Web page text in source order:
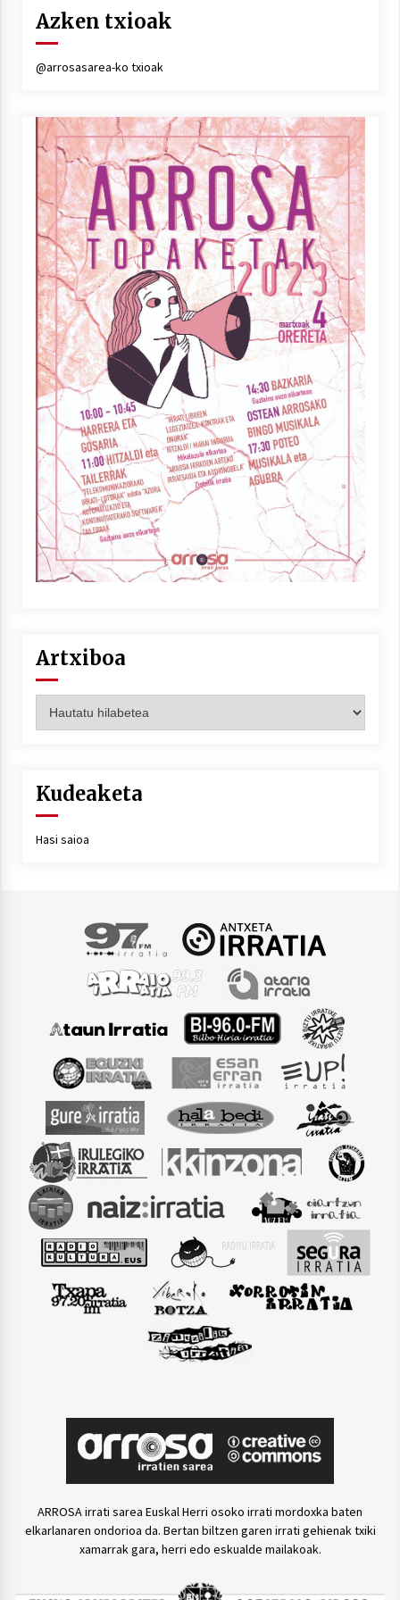
2021/10/13
2021/10/04
Segura irratian Arrosaren 20 urteez
2021/07/22
Arrosari buruzko erreportaia
2021/07/16
Berria egunkarian elkarrizketa
Arrosaren 20 urteez
2021/07/06
Hala Bedi irratiko Hizpidea saioan
Arrosaren 20 urteez
Telebistaren eskutik
2021/06/30
Azken txioak
@arrosasarea-ko txioak
Artxiboa
Kudeaketa
Hasi saioa
ARROSA irrati sarea Euskal Herri osoko irrati mordoxka baten
elkarlanaren ondorioa da. Bertan biltzen garen irrati gehienak txiki
xamarrak gara, herri edo eskualde mailakoak.